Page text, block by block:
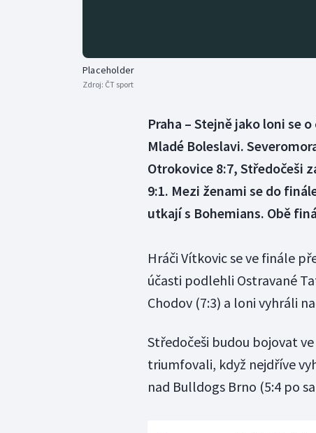
Placeholder
Zdroj: ČT sport
Praha – Stejně jako loni se
Mladé Boleslavi.
Otrokovice 8:7, Středočeši
9:1. Mezi ženami se do
utkají s Bohemians. Obě
Hráči Vítkovic se ve finále
účasti podlehli Ostravané
Chodov (7:3) a loni vyhráli
Středočeši budou bojovat
triumfovali, když nejdříve
nad Bulldogs Brno (5:4 po